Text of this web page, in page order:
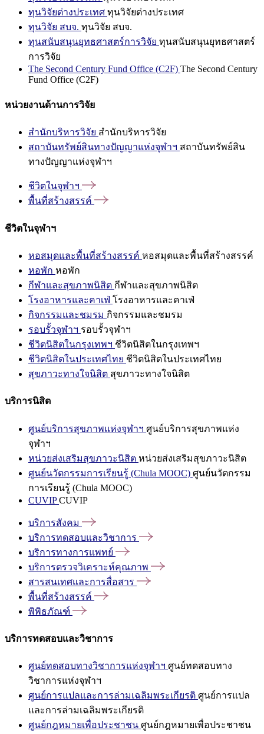
ทุนวิจัยต่างประเทศ ทุนวิจัยต่างประเทศ
ทุนวิจัย สบจ. ทุนวิจัย สบจ.
ทุนสนับสนุนยุทธศาสตร์การวิจัย ทุนสนับสนุนยุทธศาสตร์
การวิจัย
The Second Century Fund Office (C2F) The Second Century
Fund Office (C2F)
หน่วยงานด้านการวิจัย
สำนักบริหารวิจัย สำนักบริหารวิจัย
สถาบันทรัพย์สินทางปัญญาแห่งจุฬาฯ สถาบันทรัพย์สิน
ทางปัญญาแห่งจุฬาฯ
ชีวิตในจุฬาฯ
พื้นที่สร้างสรรค์
ชีวิตในจุฬาฯ
หอสมุดและพื้นที่สร้างสรรค์ หอสมุดและพื้นที่สร้างสรรค์
หอพัก หอพัก
กีฬาและสุขภาพนิสิต กีฬาและสุขภาพนิสิต
โรงอาหารและคาเฟ่ โรงอาหารและคาเฟ่
กิจกรรมและชมรม กิจกรรมและชมรม
รอบรั้วจุฬาฯ รอบรั้วจุฬาฯ
ชีวิตนิสิตในกรุงเทพฯ ชีวิตนิสิตในกรุงเทพฯ
ชีวิตนิสิตในประเทศไทย ชีวิตนิสิตในประเทศไทย
สุขภาวะทางใจนิสิต สุขภาวะทางใจนิสิต
บริการนิสิต
ศูนย์บริการสุขภาพแห่งจุฬาฯ ศูนย์บริการสุขภาพแห่ง
จุฬาฯ
หน่วยส่งเสริมสุขภาวะนิสิต หน่วยส่งเสริมสุขภาวะนิสิต
ศูนย์นวัตกรรมการเรียนรู้ (Chula MOOC) ศูนย์นวัตกรรม
การเรียนรู้ (Chula MOOC)
CUVIPCUVIP
บริการสังคม
บริการทดสอบและวิชาการ
บริการทางการแพทย์
บริการตรวจวิเคราะห์คุณภาพ
สารสนเทศและการสื่อสาร
พื้นที่สร้างสรรค์
พิพิธภัณฑ์
บริการทดสอบและวิชาการ
ศูนย์ทดสอบทางวิชาการแห่งจุฬาฯ ศูนย์ทดสอบทาง
วิชาการแห่งจุฬาฯ
ศูนย์การแปลและการล่ามเฉลิมพระเกียรติ ศูนย์การแปล
และการล่ามเฉลิมพระเกียรติ
ศูนย์กฎหมายเพื่อประชาชน ศูนย์กฎหมายเพื่อประชาชน